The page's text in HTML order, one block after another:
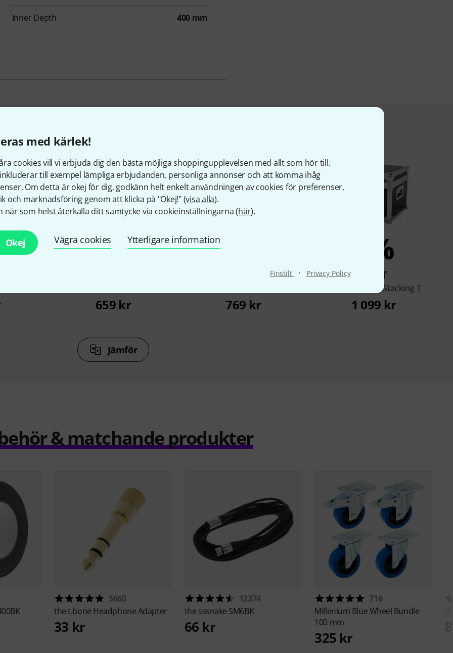
med kärlek!
cookies vill vi erbjuda dig den bästa möjliga shoppingupplevelsen med allt som hör till.
till exempel lämpliga erbjudanden, personliga annonser och att komma ihåg
Om detta är okej för dig, godkänn helt enkelt användningen av cookies för preferenser,
och marknadsföring genom att klicka på "Okej!" (visa alla).
när som helst återkalla ditt samtycke via cookieinställningarna (här).
Okej Vägra cookies Ytterligare information
Finstilt · Privacy Policy
Inner Depth 400 mm
som tittade på denna produkt köpte
7%
659 kr 769 kr
6%
KÖPT
Flyht Pro Case Stacking 1
1 099 kr
Jämför
& matchande produkter
5660
the t.bone Headphone Adapter
33 kr
12374
the sssnake SM6BK
66 kr
716
Millenium Blue Wheel Bundle
100 mm
325 kr